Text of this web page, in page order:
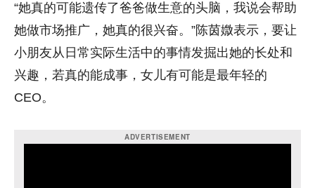
“她真的可能遗传了爸爸做生意的头脑，我说会帮助
她做市场推广，她真的很兴奋。”陈茵媺表示，要让
小朋友从日常实际生活中的事情发掘出她的长处和
兴趣，若真的能成事，女儿有可能是最年轻的
CEO。